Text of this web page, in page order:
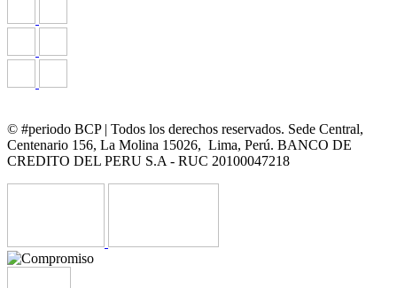
© #periodo BCP | Todos los derechos reservados. Sede Central,
Centenario 156, La Molina 15026, Lima, Perú. BANCO DE
CREDITO DEL PERU S.A - RUC 20100047218